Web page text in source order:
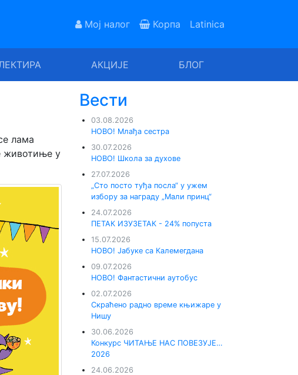
Мој налог Корпа Latinica
АКЦИЈЕ БЛОГ
лама
животиње у
Вести
03.08.2026
НОВО! Млађа сестра
30.07.2026
НОВО! Школа за духове
27.07.2026
„Сто посто туђа посла“ у ужем
избору за награду „Мали принц“
24.07.2026
ПЕТАК ИЗУЗЕТАК - 24% попуста
15.07.2026
НОВО! Јабуке са Калемегдана
09.07.2026
НОВО! Фантастични аутобус
02.07.2026
Скраћено радно време књижаре у
Нишу
30.06.2026
Конкурс ЧИТАЊЕ НАС ПОВЕЗУЈЕ…
2026
24.06.2026